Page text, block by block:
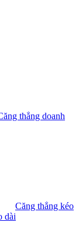
thẳng doanh
Căng thẳng kéo
dài